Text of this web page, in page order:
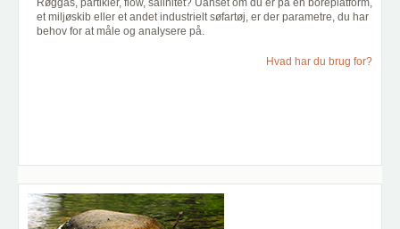
Røggas, partikler, flow, salinitet? Uanset om du er på en boreplatform,
et miljøskib eller et andet industrielt søfartøj, er der parametre, du har
behov for at måle og analysere på.
Hvad har du brug for?